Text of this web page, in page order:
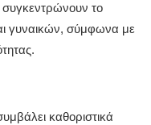
συγκεντρώνουν το
γυναικών, σύμφωνα με
καθοριστικά